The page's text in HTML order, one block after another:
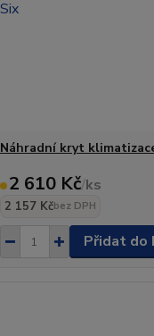
Náhradní kryt
2 610 Kč/ks
2 157 Kčbez DPH
Přidat do